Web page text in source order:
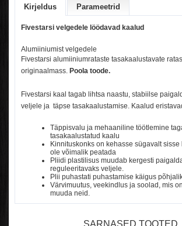
Kirjeldus Parameetrid
Fivestarsi velgedele löödavad kaalud
Alumiiniumist velgedele
Fivestarsi alumiiniumrataste tasakaalustavate
originaalmass. Poola toode.
Fivestarsi kaal tagab lihtsa naastu, stabiilse
veljele ja täpse tasakaalustamise. Kaalud
Täppisvalu ja mehaaniline töötlemine
tasakaalustatud kaalu
Kinnituskonks on kehasse sügavalt
ole võimalik peatada
Pliidi plastilisus muudab kergesti
reguleeritavaks veljele.
Plii puhastati puhastamise käigus
Värvimuutus, veekindlus ja soolad, mis
muuda neid.
SARNASED TOOTED